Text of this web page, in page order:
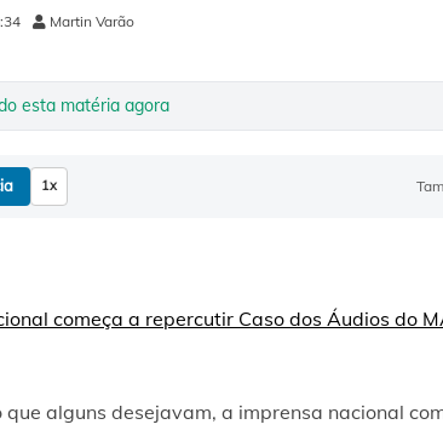
Martin Varão
esta matéria agora
1x
que alguns desejavam, a imprensa nacional